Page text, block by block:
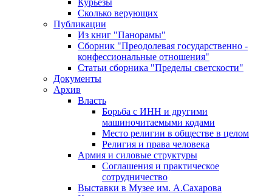
Курьезы
Сколько верующих
Публикации
Из книг "Панорамы"
Сборник "Преодолевая государственно -
конфессиональные отношения"
Статьи сборника "Пределы светскости"
Документы
Архив
Власть
Борьба с ИНН и другими
машиночитаемыми кодами
Место религии в обществе в целом
Религия и права человека
Армия и силовые структуры
Соглашения и практическое
сотрудничество
Выставки в Музее им. А.Сахарова